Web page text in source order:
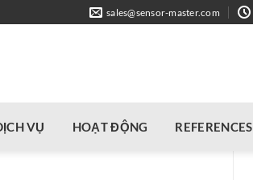
sales@sensor-master.com
VỤ HOẠT ĐỘNG REFERENCES